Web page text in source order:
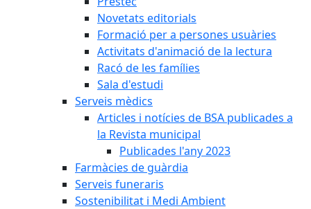
Novetats editorials
Formació per a persones usuàries
Activitats d'animació de la lectura
Racó de les famílies
Sala d'estudi
Serveis mèdics
Articles i notícies de BSA publicades a
la Revista municipal
Publicades l'any 2023
Farmàcies de guàrdia
Serveis funeraris
Sostenibilitat i Medi Ambient